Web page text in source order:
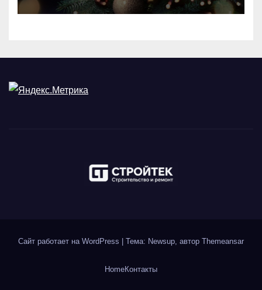
Сайт работает на WordPress Тема: Newsup, автор Themeansar
HomeКонтакты